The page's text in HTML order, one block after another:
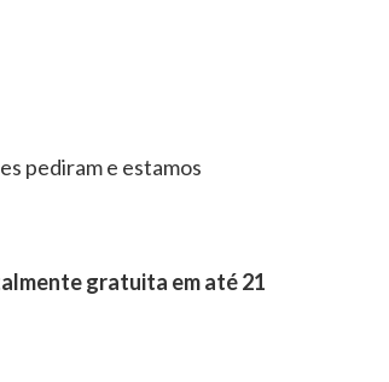
pediram e estamos
gratuita em até 21